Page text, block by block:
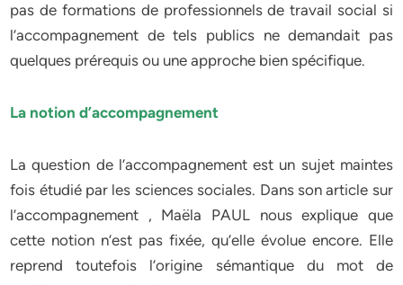
pas de formations de professionnels de travail social si
l’accompagnement de tels publics ne demandait pas
quelques prérequis ou une approche bien spécifique.
La notion d’accompagnement
La question de l’accompagnement est un sujet maintes
fois étudié par les sciences sociales. Dans son article sur
l’accompagnement , Maëla PAUL nous explique que
cette notion n’est pas fixée, qu’elle évolue encore. Elle
reprend toutefois l’origine sémantique du mot de